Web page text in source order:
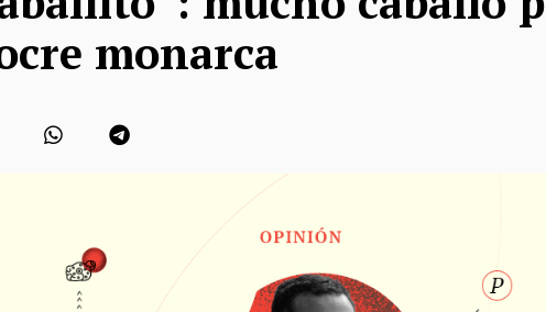
monarca